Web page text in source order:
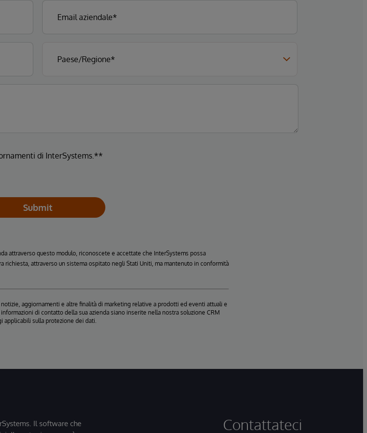
di InterSystems.**
Submit
attraverso questo modulo, riconoscete e accettate che InterSystems possa
richiesta, attraverso un sistema ospitato negli Stati Uniti, ma mantenuto in conformità
aggiornamenti e altre finalità di marketing relative a prodotti ed eventi attuali e
di contatto della sua azienda siano inserite nella nostra soluzione CRM
applicabili sulla protezione dei dati.
Il software che
Contattateci